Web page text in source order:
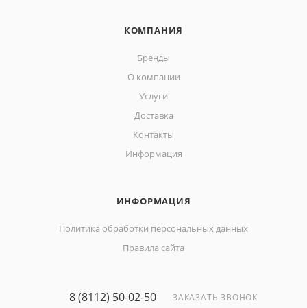
КОМПАНИЯ
Бренды
О компании
Услуги
Доставка
Контакты
Информация
ИНФОРМАЦИЯ
Политика обработки персональных данных
Правила сайта
8 (8112) 50-02-50 ЗАКАЗАТЬ ЗВОНОК